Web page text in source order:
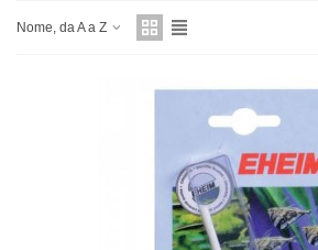
Nome, da A a Z